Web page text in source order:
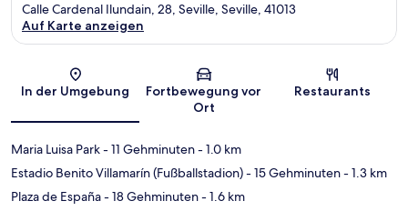
Karte
Calle Cardenal Ilundain, 28, Seville, Seville, 41013
Auf Karte anzeigen
In der Umgebung
Fortbewegung vor
Ort
Restaurants
Maria Luisa Park- 11 Gehminuten- 1.0 km
Estadio Benito Villamarín (Fußballstadion)- 15 Gehminuten- 1.3 km
Plaza de España- 18 Gehminuten- 1.6 km